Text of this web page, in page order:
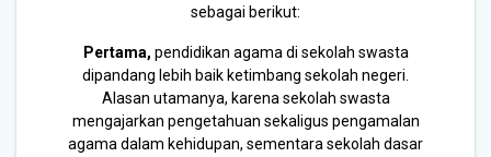
sebagai berikut:
Pertama, pendidikan agama di sekolah swasta
dipandang lebih baik ketimbang sekolah negeri.
Alasan utamanya, karena sekolah swasta
mengajarkan pengetahuan sekaligus pengamalan
agama dalam kehidupan, sementara sekolah dasar